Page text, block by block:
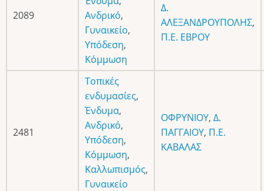
2089
Ανδρικό,
Γυναικείο,
Υπόδεση,
Κόμμωση
Δ.
ΑΛΕΞΑΝΔΡΟΥΠΟΛΗΣ,
Π.Ε. ΕΒΡΟΥ
2481
Τοπικές
ενδυμασίες,
Ένδυμα,
Ανδρικό,
Υπόδεση,
Κόμμωση,
Καλλωπισμός,
Γυναικείο
ΟΦΡΥΝΙΟΥ, Δ.
ΠΑΓΓΑΙΟΥ, Π.Ε.
ΚΑΒΑΛΑΣ